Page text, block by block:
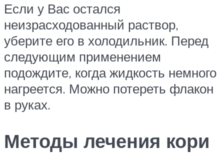
Если у Вас остался
неизрасходованный раствор,
уберите его в холодильник. Перед
следующим применением
подождите, когда жидкость немного
нагреется. Можно потереть флакон
в руках.
Методы лечения кори